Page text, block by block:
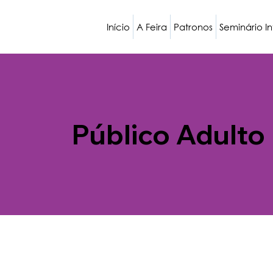
Início A Feira Patronos Seminário
Público Adulto